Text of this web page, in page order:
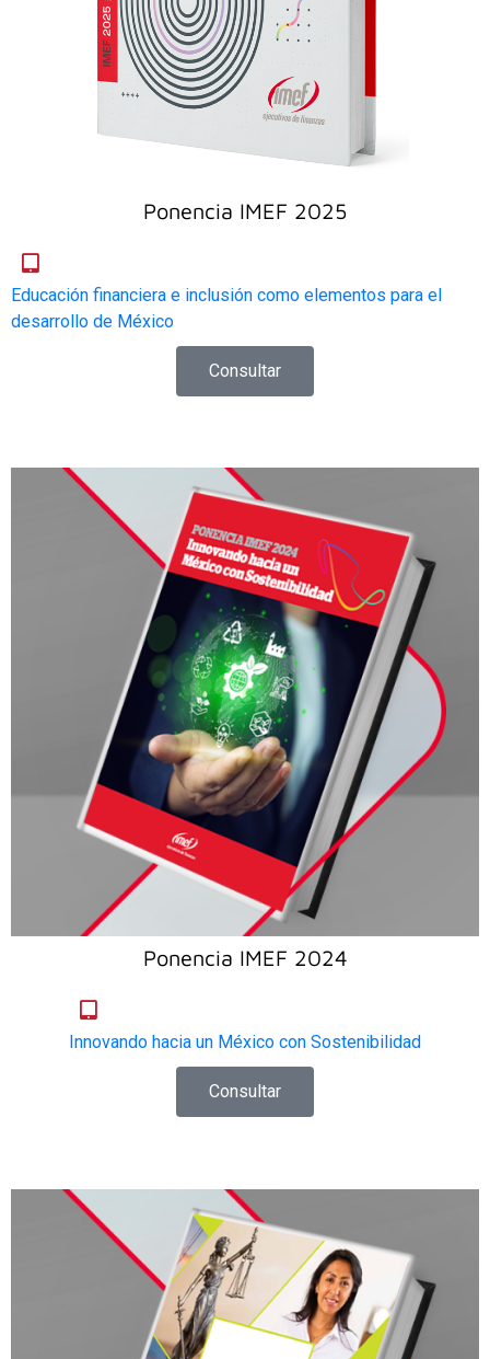
Ponencia IMEF 2025
Educación financiera e inclusión como elementos para el
desarrollo de México
Consultar
Ponencia IMEF 2024
Innovando hacia un México con Sostenibilidad
Consultar